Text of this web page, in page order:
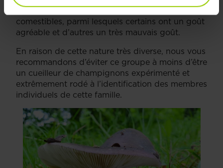
champignons toxiques et de champignons
comestibles, parmi lesquels certains ont un goût
agréable et d’autres un très mauvais goût.
En raison de cette nature très diverse, nous vous
recommandons d’éviter ce groupe à moins d’être
un cueilleur de champignons expérimenté et
extrêmement rodé à l’identification des membres
individuels de cette famille.